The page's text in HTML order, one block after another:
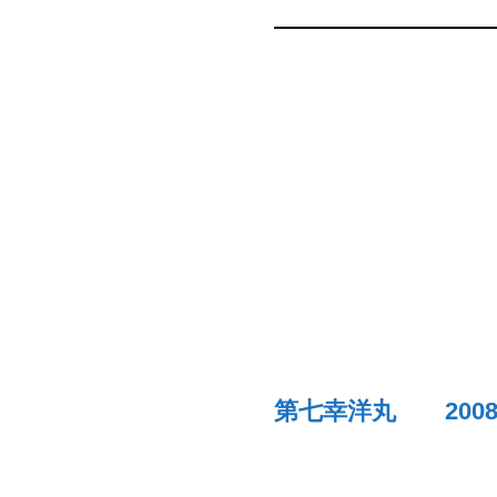
第七幸洋丸 2008